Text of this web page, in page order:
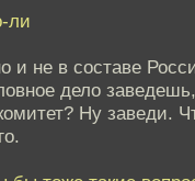
ли
и не в составе
дело
Ну заведи.